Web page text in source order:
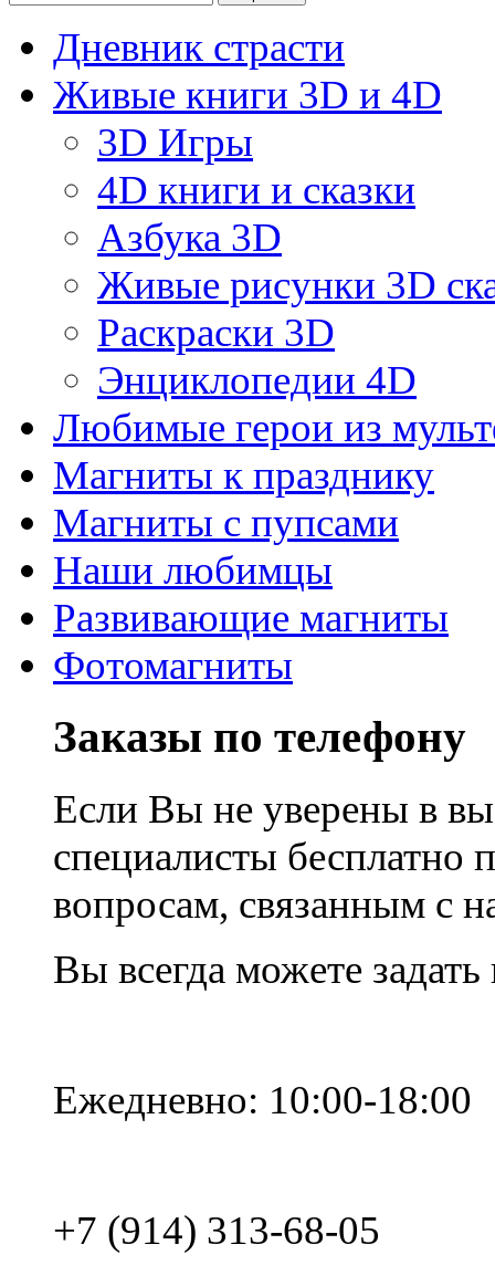
Дневник страсти
Живые книги 3D и 4D
3D Игры
4D книги и сказки
Азбука 3D
Живые рисунки 3D
Раскраски 3D
Энциклопедии 4D
Любимые герои из
Магниты к празднику
Магниты с пупсами
Наши любимцы
Развивающие магниты
Фотомагниты
Заказы по телефону
Если Вы не уверены в
специалисты
вопросам, связанным с
Вы всегда можете
Ежедневно: 10:00-18:00
+7 (914) 313-68-05